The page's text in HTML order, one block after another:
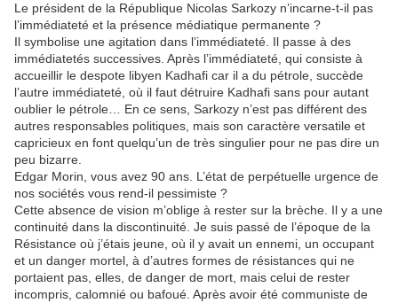
Le président de la République Nicolas Sarkozy n’incarne-t-il pas
l’immédiateté et la présence médiatique permanente ?
Il symbolise une agitation dans l’immédiateté. Il passe à des
immédiatetés successives. Après l’immédiateté, qui consiste à
accueillir le despote libyen Kadhafi car il a du pétrole, succède
l’autre immédiateté, où il faut détruire Kadhafi sans pour autant
oublier le pétrole… En ce sens, Sarkozy n’est pas différent des
autres responsables politiques, mais son caractère versatile et
capricieux en font quelqu’un de très singulier pour ne pas dire un
peu bizarre.
Edgar Morin, vous avez 90 ans. L’état de perpétuelle urgence de
nos sociétés vous rend-il pessimiste ?
Cette absence de vision m’oblige à rester sur la brèche. Il y a une
continuité dans la discontinuité. Je suis passé de l’époque de la
Résistance où j’étais jeune, où il y avait un ennemi, un occupant
et un danger mortel, à d’autres formes de résistances qui ne
portaient pas, elles, de danger de mort, mais celui de rester
incompris, calomnié ou bafoué. Après avoir été communiste de